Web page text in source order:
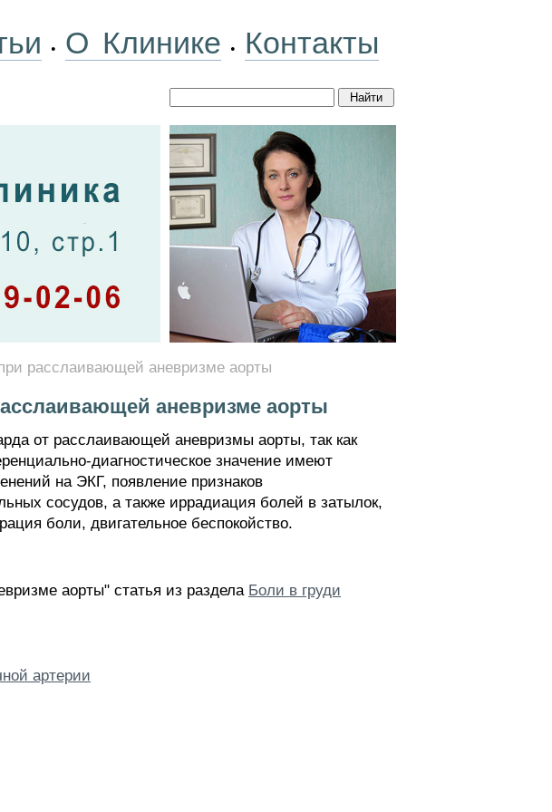
• О Клинике • Контакты
расслаивающей аневризме аорты
аневризме аорты
от расслаивающей аневризмы аорты, так как
диагностическое значение имеют
на ЭКГ, появление признаков
сосудов, а также иррадиация болей в затылок,
боли, двигательное беспокойство.
аорты" статья из раздела Боли в груди
артерии